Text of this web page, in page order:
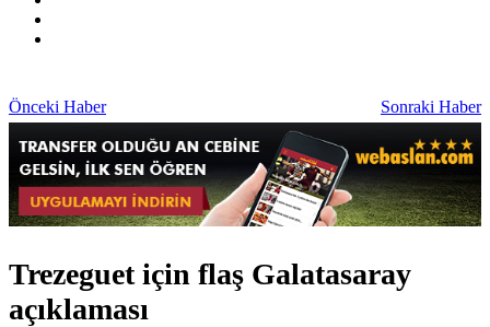
Önceki Haber Sonraki Haber
Trezeguet için flaş Galatasaray
açıklaması